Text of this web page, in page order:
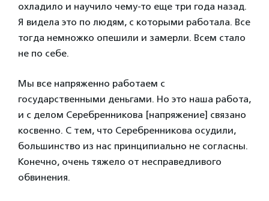
охладило и научило чему-то еще три года назад.
Я видела это по людям, с которыми работала. Все
тогда немножко опешили и замерли. Всем стало
не по себе.
Мы все напряженно работаем с
государственными деньгами. Но это наша работа,
и с делом Серебренникова [напряжение] связано
косвенно. С тем, что Серебренникова осудили,
большинство из нас принципиально не согласны.
Конечно, очень тяжело от несправедливого
обвинения.